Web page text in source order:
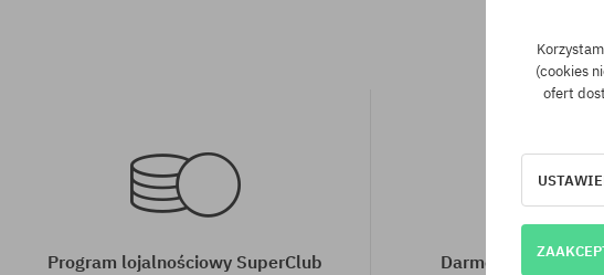
Program lojalnościowy SuperClub Darmowa wysyłka
(cookies
ofert